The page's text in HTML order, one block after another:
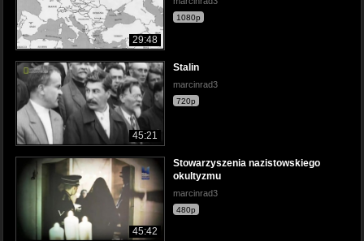
29:48
1080p
45:21
Stalin
marcinrad3
720p
45:42
Stowarzyszenia nazistowskiego
okultyzmu
marcinrad3
480p